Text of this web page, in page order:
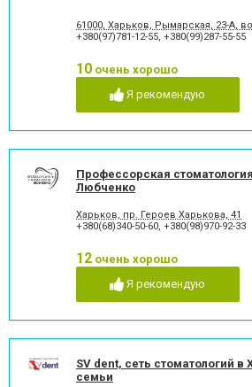
Лечение лазером
Лечение периостита
Лечение пульпита
Пластины для исправления
прикуса
имплантат
Рентген зубов
Рецессия десны
Фторирование зубов и
восстановление эмали
61000, Харьков, Рымарская, 23-А,
+380(97)781-12-55, +380(99)287-55-55
10 очень хорошо
Я рекомендую
Профессорская
Любченко
Харьков, пр. Героев Харькова, 41
+380(68)340-50-60, +380(98)970-92-33
12 очень хорошо
Я рекомендую
SV dent, сеть стоматологий в
семьи